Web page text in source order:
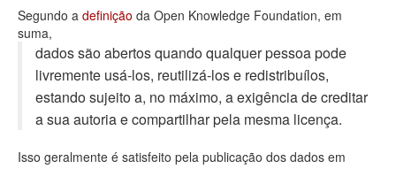
Planejamento
Catálogo de dados
Processo Legislativo
Deputados Estaduais
Administração
Segundo a definição da Open Knowledge Foundation, em
suma,
dados são abertos quando qualquer pessoa pode
livremente usá-los, reutilizá-los e redistribuí­los,
estando sujeito a, no máximo, a exigência de creditar
a sua autoria e compartilhar pela mesma licença.
Isso geralmente é satisfeito pela publicação dos dados em